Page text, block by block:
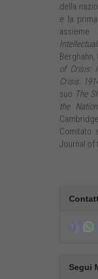
della
e la
Berghahn,
of Crisis:
Crisis.
suo The
the
Comitato
Journal of
Segui